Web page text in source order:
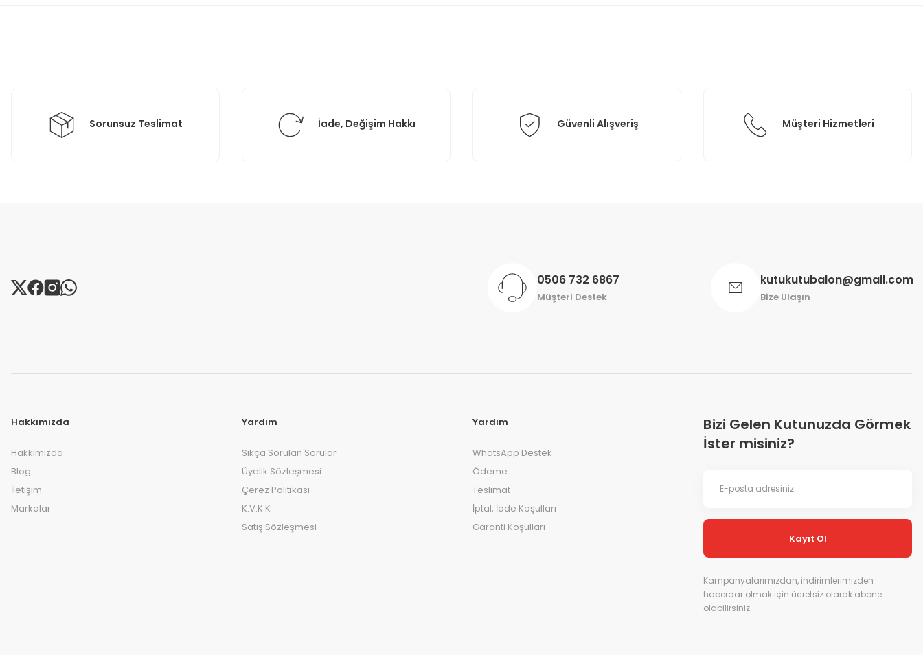
Sorunsuz Teslimat İade, Değişim Hakkı Güvenli Alışveriş Müşteri Hizmetleri
0506 732 6867
Müşteri Destek
kutukutubalon@gmail.com
Bize Ulaşın
Hakkımızda
Hakkımızda
Blog
İletişim
Markalar
Yardım
Sıkça Sorulan Sorular
Üyelik Sözleşmesi
Çerez Politikası
K.V.K.K
Satış Sözleşmesi
Yardım
WhatsApp Destek
Ödeme
Teslimat
İptal, İade Koşulları
Garanti Koşulları
Bizi Gelen Kutunuzda Görmek
İster misiniz?
Kayıt Ol
Kampanyalarımızdan, indirimlerimizden
haberdar olmak için ücretsiz olarak abone
olabilirsiniz.